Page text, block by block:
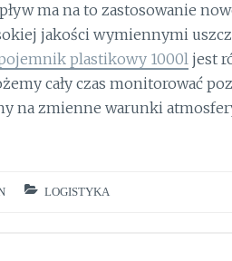
ma na to zastosowanie
jakości wymiennymi
plastikowy 1000ljest
cały czas monitorować
na zmienne warunki
LOGISTYKA